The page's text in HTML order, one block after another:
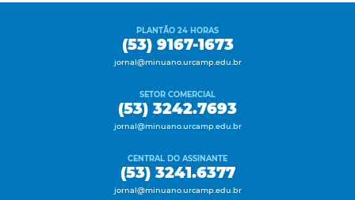
PLANTÃO 24 HORAS
(53) 9167-1673
jornal@minuano.urcamp.edu.br
SETOR COMERCIAL
(53) 3242.7693
jornal@minuano.urcamp.edu.br
CENTRAL DO ASSINANTE
(53) 3241.6377
jornal@minuano.urcamp.edu.br